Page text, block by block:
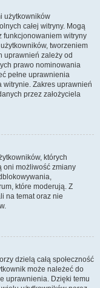
użytkowników
całej witryny. Mogą
funkcjonowaniem witryny
tworzeniem
uprawnień zależy od
prawo nominowania
pełne uprawnienia
witrynie. Zakres uprawnień
przez założyciela
których
oni możliwość zmiany
które moderują. Z
na temat oraz nie
dzielą całą społeczność
może należeć do
uprawnienia. Dzięki temu